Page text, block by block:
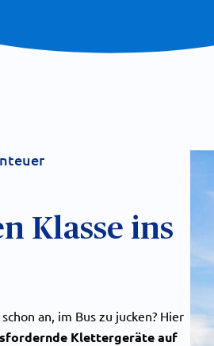
Klasse ins
an, im Bus zu jucken? Hier
Klettergeräte auf